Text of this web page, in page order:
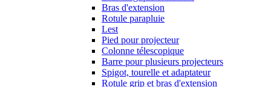
Bras d'extension
Rotule parapluie
Lest
Pied pour projecteur
Colonne télescopique
Barre pour plusieurs projecteurs
Spigot, tourelle et adaptateur
Rotule grip et bras d'extension